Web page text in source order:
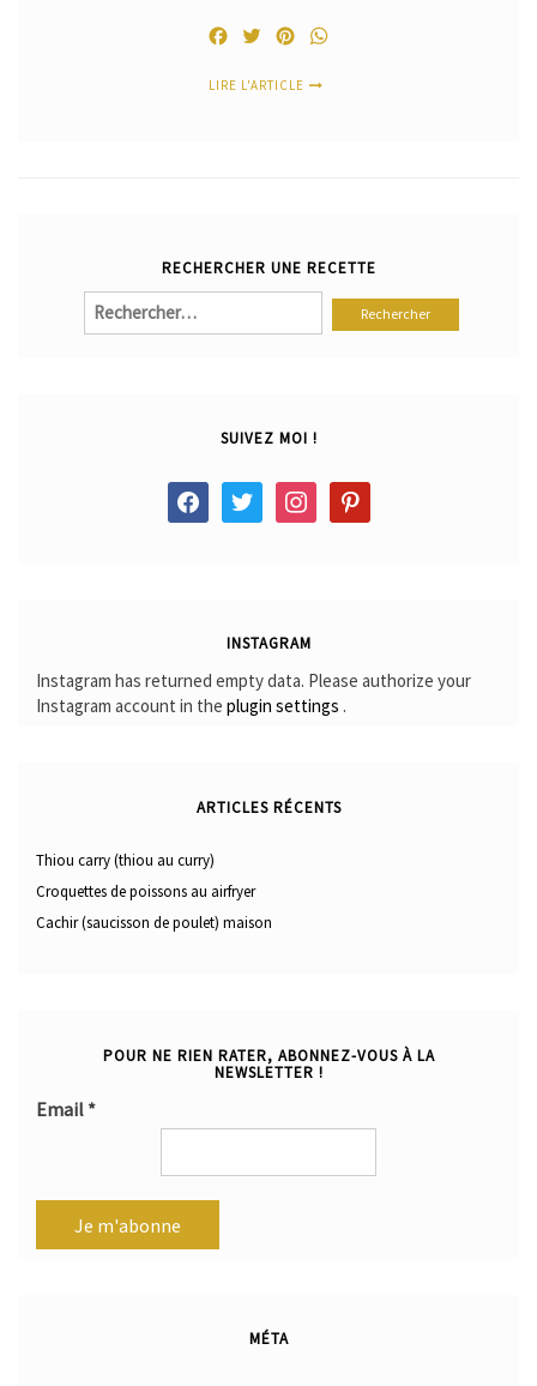
FacebookTwitterPinterest
LIRE L'ARTICLE
RECHERCHER UNE RECETTE
Rechercher :
SUIVEZ MOI !
facebook twitter instagram pinterest
INSTAGRAM
Instagram has returned empty data. Please authorize your
Instagram account in the plugin settings .
ARTICLES RÉCENTS
Thiou carry (thiou au curry)
Croquettes de poissons au airfryer
Cachir (saucisson de poulet) maison
POUR NE RIEN RATER, ABONNEZ-VOUS À LA
NEWSLETTER !
Email *
MÉTA